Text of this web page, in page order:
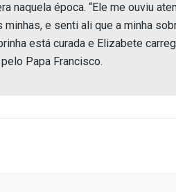
naquela época. “Ele me ouviu
e senti ali que a minha
está curada e Elizabete
Papa Francisco.